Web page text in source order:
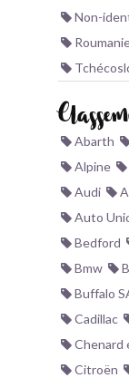
Non-
Abarth
Alpine
Audi
Auto
Bedford
Bmw
Buffalo
Cadillac
Chenard
Citroën